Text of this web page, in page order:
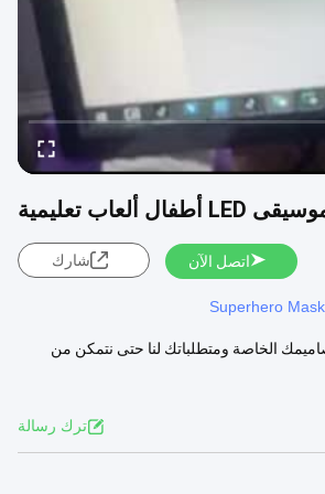
اتصل الآن شارك
Superhero Mask
الخاصة ومتطلباتك لنا حتى نتمكن من
ترك رسالة